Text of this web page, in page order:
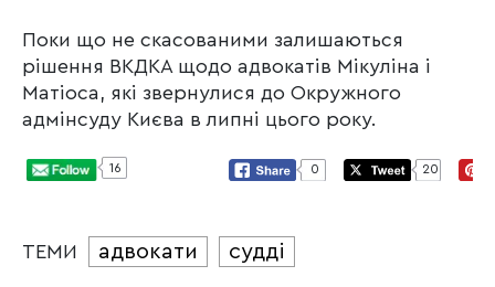
Поки що не скасованими залишаються
рішення ВКДКА щодо адвокатів Мікуліна і
Матіоса, які звернулися до Окружного
адмінсуду Києва в липні цього року.
16 0 20
ТЕМИ адвокати судді